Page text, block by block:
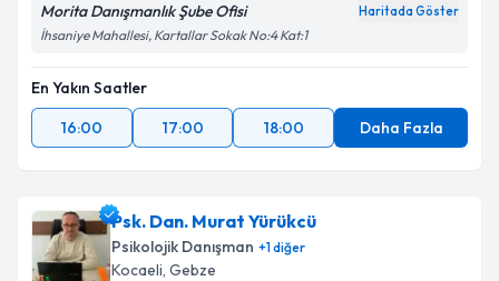
Morita Danışmanlık Şube Ofisi Haritada Göster
İhsaniye Mahallesi, Kartallar Sokak No:4 Kat:1
En Yakın Saatler
16:00
17:00 18:00 Daha Fazla
Psk. Dan. Murat Yürükcü
Psikolojik Danışman +1diğer
Kocaeli, Gebze